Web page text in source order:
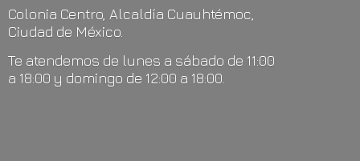
Colonia Centro, Alcaldía Cuauhtémoc,
Ciudad de México.
Te atendemos de lunes a sábado de 11:00
a 18:00 y domingo de 12:00 a 18:00.